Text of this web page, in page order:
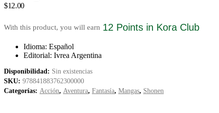
$12.00
With this product, you will earn 12 Points in Kora Club
Idioma: Español
Editorial: Ivrea Argentina
Disponibilidad: Sin existencias
SKU: 978841883762300000
Categorías: Acción, Aventura, Fantasía, Mangas, Shonen